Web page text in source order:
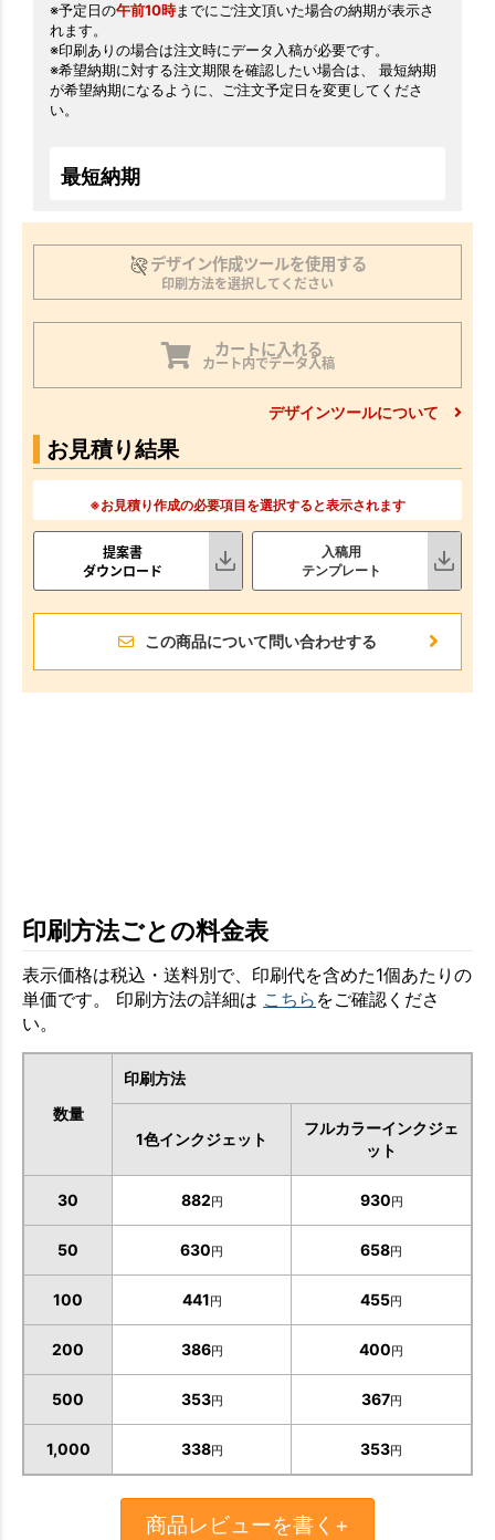
※予定日の午前10時までにご注文頂いた場合の納期が表示さ
れます。
※印刷ありの場合は注文時にデータ入稿が必要です。
※希望納期に対する注文期限を確認したい場合は、 最短納期
が希望納期になるように、ご注文予定日を変更してくださ
い。
最短納期
デザイン作成ツールを使用する
印刷方法を選択してください
カートに入れる
カート内でデータ入稿
デザインツールについて
お見積り結果
※お見積り作成の必要項目を選択すると表示されます
提案書
ダウンロード
入稿用
テンプレート
この商品について問い合わせする
お買い物を続ける カートへ進む
印刷方法ごとの料金表
表示価格は税込・送料別で、印刷代を含めた1個あたりの
単価です。 印刷方法の詳細は こちら をご確認くださ
い。
数量
印刷方法
1色インクジェット
フルカラーインクジェ
ット
30 882円 930円
50 630円 658円
100 441円 455円
200 386円 400円
500 353円 367円
1,000 338円 353円
商品レビューを書く+